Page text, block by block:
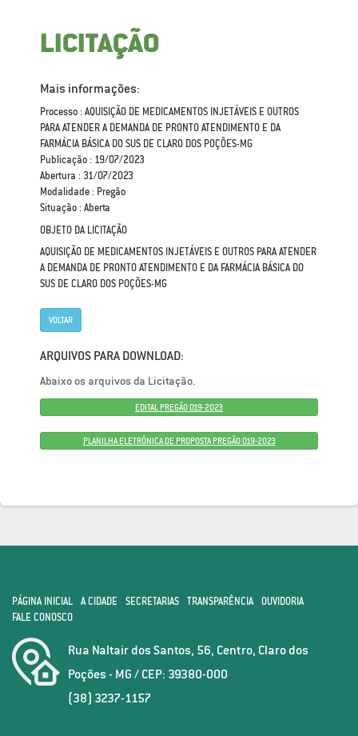
LICITAÇÃO
Mais informações:
Processo : AQUISIÇÃO DE MEDICAMENTOS INJETÁVEIS E OUTROS
PARA ATENDER A DEMANDA DE PRONTO ATENDIMENTO E DA
FARMÁCIA BÁSICA DO SUS DE CLARO DOS POÇÕES-MG
Publicação : 19/07/2023
Abertura : 31/07/2023
Modalidade : Pregão
Situação : Aberta
OBJETO DA LICITAÇÃO
AQUISIÇÃO DE MEDICAMENTOS INJETÁVEIS E OUTROS PARA ATENDER
A DEMANDA DE PRONTO ATENDIMENTO E DA FARMÁCIA BÁSICA DO
SUS DE CLARO DOS POÇÕES-MG
VOLTAR
ARQUIVOS PARA DOWNLOAD:
Abaixo os arquivos da Licitação.
EDITAL PREGÃO 019-2023
PLANILHA ELETRÔNICA DE PROPOSTA PREGÃO 019-2023
PÁGINA INICIAL A CIDADE SECRETARIAS TRANSPARÊNCIA
OUVIDORIA
FALE CONOSCO
Rua Naltair dos Santos, 56, Centro, Claro dos
Poções - MG / CEP: 39380-000
(38) 3237-1157